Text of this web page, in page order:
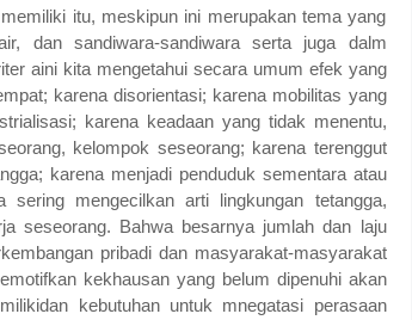
itu, meskipun ini merupakan tema yang
dan sandiwara-sandiwara serta juga dalm
aini kita mengetahui secara umum efek yang
karena disorientasi; karena mobilitas yang
karena keadaan yang tidak menentu,
kelompok seseorang; karena terenggut
karena menjadi penduduk sementara atau
mengecilkan arti lingkungan tetangga,
seseorang. Bahwa besarnya jumlah dan laju
pribadi dan masyarakat-masyarakat
kekhausan yang belum dipenuhi akan
kebutuhan untuk mnegatasi perasaan